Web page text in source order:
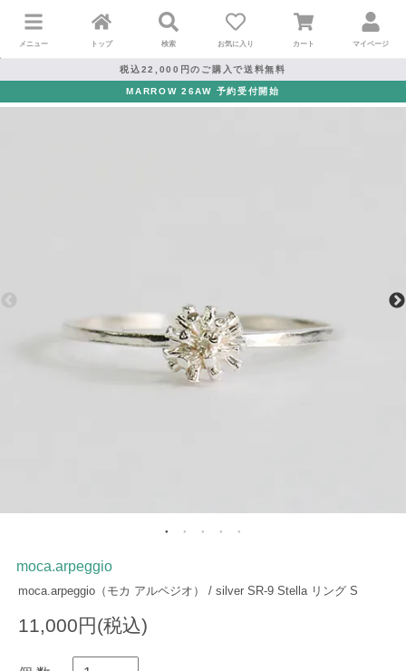
メニュー トップ 検索 お気に入り カート マイページ
税込22,000円のご購入で送料無料
MARROW 26AW 予約受付開始
moca.arpeggio
moca.arpeggio（モカ アルペジオ） / silver SR-9 Stella リング S
11,000円(税込)